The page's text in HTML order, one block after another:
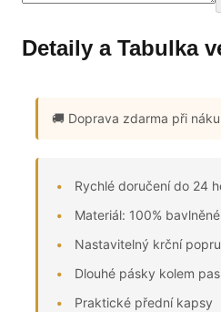
Detaily a Tabulka
🚚 Doprava zdarma při
Rychlé doručení do 24
Materiál: 100%
Nastavitelný krční
Dlouhé pásky kolem
Praktické přední kapsy